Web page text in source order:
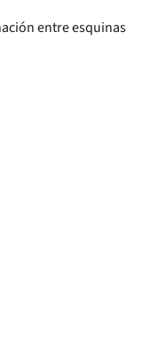
entre esquinas